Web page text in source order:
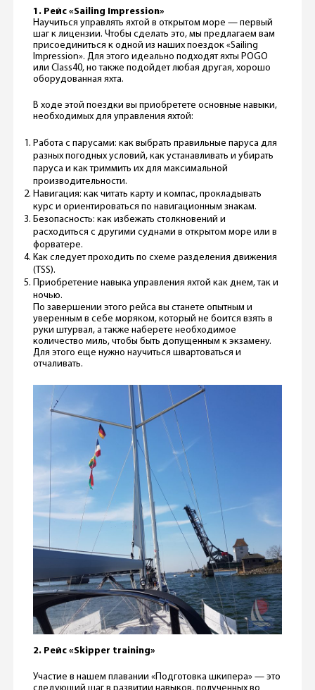
1. Рейс «Sailing Impression»
Научиться управлять яхтой в открытом море — первый
шаг к лицензии. Чтобы сделать это, мы предлагаем вам
присоединиться к одной из наших поездок «Sailing
Impression». Для этого идеально подходят яхты POGO
или Class40, но также подойдет любая другая, хорошо
оборудованная яхта.
В ходе этой поездки вы приобретете основные навыки,
необходимых для управления яхтой:
Работа с парусами: как выбрать правильные паруса для
разных погодных условий, как устанавливать и убирать
паруса и как триммить их для максимальной
производительности.
Навигация: как читать карту и компас, прокладывать
курс и ориентироваться по навигационным знакам.
Безопасность: как избежать столкновений и
расходиться с другими суднами в открытом море или в
форватере.
Как следует проходить по схеме разделения движения
(TSS).
Приобретение навыка управления яхтой как днем, так и
ночью.
По завершении этого рейса вы станете опытным и
уверенным в себе моряком, который не боится взять в
руки штурвал, а также наберете необходимое
количество миль, чтобы быть допущенным к экзамену.
Для этого еще нужно научиться швартоваться и
отчаливать.
2. Рейс «Skipper training»
Участие в нашем плавании «Подготовка шкипера» — это